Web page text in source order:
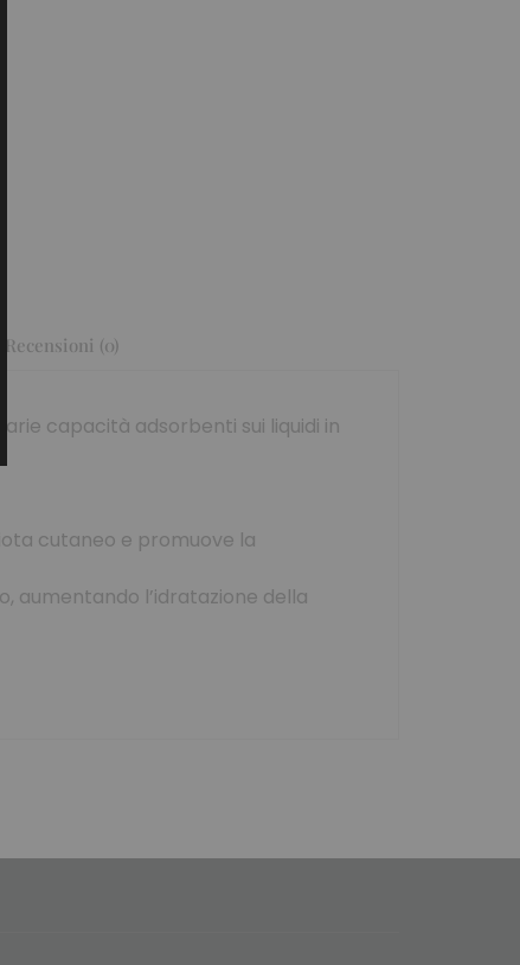
Recensioni (0)
capacità adsorbenti sui liquidi in
cutaneo e promuove la
aumentando l’idratazione della